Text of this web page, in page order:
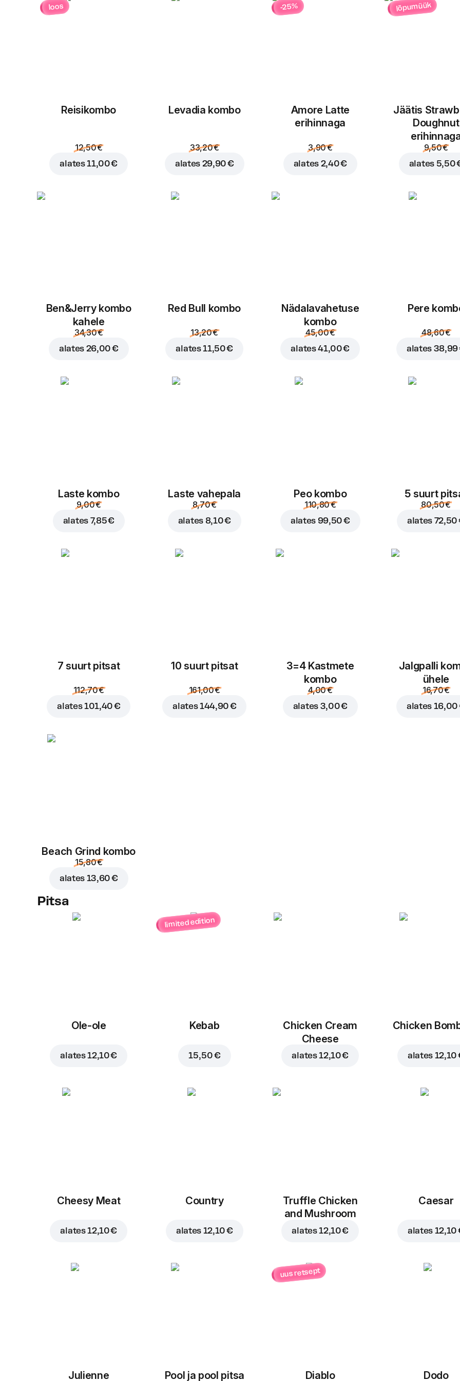
Lisa ostukorvi hinnaga
loos
Reisikombo
12,50 €
alates 11,00 €
Levadia kombo
33,20 €
alates 29,90 €
-25%
Amore Latte
erihinnaga
3,90 €
alates 2,40 €
lõpumüük
Jäätis
Doughnut
9,50 €
alates 5,50
Ben&Jerry kombo
kahele
34,30 €
alates 26,00 €
Red Bull kombo
13,20 €
alates11,50 €
Nädalavahetuse
kombo
45,00 €
alates41,00 €
Pere
48,60 €
alates 38,99
Laste kombo
9,00 €
alates 7,85 €
Laste vahepala
8,70 €
alates 8,10 €
Peo kombo
110,80 €
alates 99,50 €
5 suurt
80,50 €
alates 72,50
7 suurt pitsat
112,70 €
alates101,40 €
10 suurt pitsat
161,00 €
alates144,90 €
3=4 Kastmete
kombo
4,00 €
alates 3,00 €
Jalgpalli
ühele
16,70 €
alates 16,00
Beach Grind kombo
15,80 €
alates 13,60 €
Pitsa
Ole-ole
alates12,10 €
limited edition
Kebab
15,50 €
Chicken Cream
Cheese
alates12,10 €
Chicken
alates 12,10
Cheesy Meat
alates12,10 €
Country
alates 12,10 €
Truffle Chicken
and Mushroom
alates12,10 €
Caesar
alates 12,10
Julienne Pool ja pool pitsa
uus retsept
Diablo Dodo